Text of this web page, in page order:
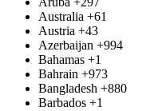
Australia +61
Austria +43
Azerbaijan +994
Bahamas +1
Bahrain +973
Bangladesh +880
Barbados +1